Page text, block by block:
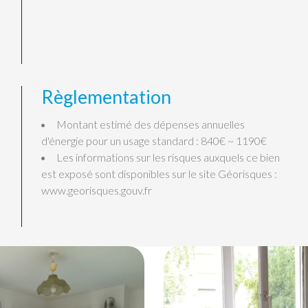
Règlementation
Montant estimé des dépenses annuelles
d'énergie pour un usage standard : 840€ ~ 1190€
Les informations sur les risques auxquels ce bien
est exposé sont disponibles sur le site Géorisques :
www.georisques.gouv.fr